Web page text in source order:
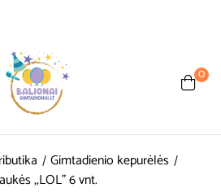
0
Gimtadienio kepurėlės
,,LOL” 6 vnt.